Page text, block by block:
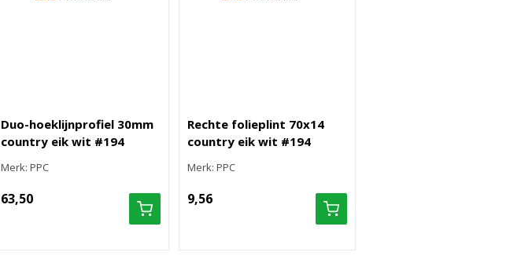
Duo-hoeklijnprofiel 30mm
country eik wit #194
Merk: PPC
63,50
Rechte folieplint 70x14
country eik wit #194
Merk: PPC
9,56